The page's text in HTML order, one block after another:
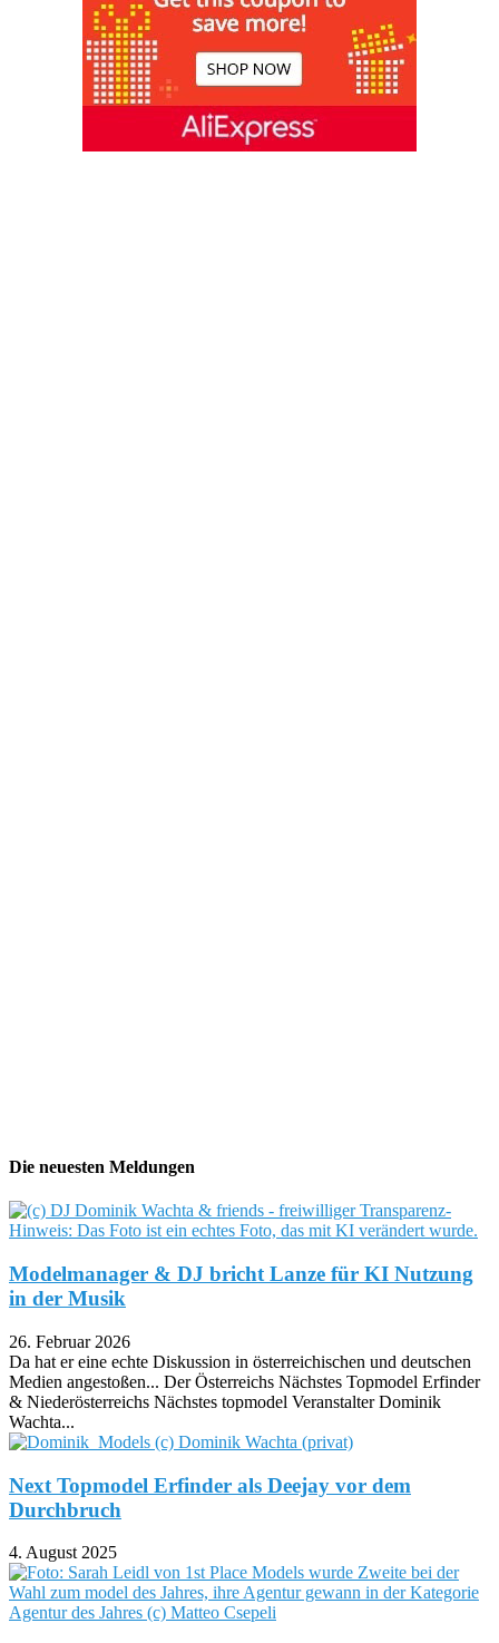
Die neuesten Meldungen
Modelmanager & DJ bricht Lanze für KI Nutzung
in der Musik
26. Februar 2026
Da hat er eine echte Diskussion in österreichischen und deutschen
Medien angestoßen... Der Österreichs Nächstes Topmodel Erfinder
& Niederösterreichs Nächstes topmodel Veranstalter Dominik
Wachta...
Next Topmodel Erfinder als Deejay vor dem
Durchbruch
4. August 2025